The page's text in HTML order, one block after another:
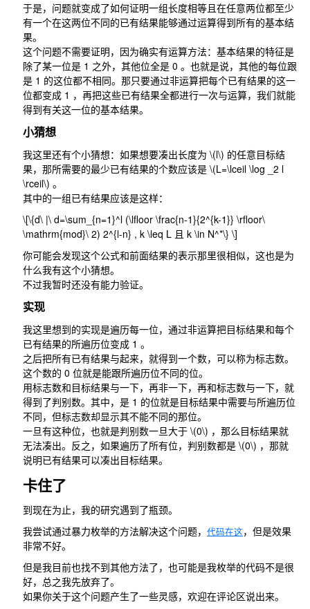
于是，问题就变成了如何证明一组长度相等且在任意两位都至少
有一个在这两位不同的已有结果能够通过运算得到所有的基本结
果。
这个问题不需要证明，因为确实有运算方法：基本结果的特征是
除了某一位是 1 之外，其他位全是 0 。也就是说，其他的每位跟
是 1 的这位都不相同。那只要通过非运算把每个已有结果的这一
位都变成 1 ，再把这些已有结果全都进行一次与运算，我们就能
得到有关这一位的基本结果。
小猜想
我这里还有个小猜想：如果想要凑出长度为 \(l\) 的任意目标结
果，那所需要的最少已有结果的个数应该是 \(L=\lceil \log _2 l
\rceil\) 。
其中的一组已有结果应该是这样：
\[\{d\ |\ d=\sum_{n=1}^l (\lfloor \frac{n-1}{2^{k-1}} \rfloor\
\mathrm{mod}\ 2) 2^{l-n} , k \leq L 且 k \in N^*\} \]
你可能会发现这个公式和前面结果的表示那里很相似，这也是为
什么我有这个小猜想。
不过我暂时还没有能力验证。
实现
我这里想到的实现是遍历每一位，通过非运算把目标结果和每个
已有结果的所遍历位变成 1 。
之后把所有已有结果与起来，就得到一个数，可以称为标志数。
这个数的 0 位就是能跟所遍历位不同的位。
用标志数和目标结果与一下，再非一下，再和标志数与一下，就
得到了判别数。其中，是 1 的位就是目标结果中需要与所遍历位
不同，但标志数却显示其不能不同的那位。
一旦有这种位，也就是判别数一旦大于 \(0\) ，那么目标结果就
无法凑出。反之，如果遍历了所有位，判别数都是 \(0\) ，那就
说明已有结果可以凑出目标结果。
卡住了
到现在为止，我的研究遇到了瓶颈。
我尝试通过暴力枚举的方法解决这个问题， 代码在这，但是效果
非常不好。
但是我目前也找不到其他方法了，也可能是我枚举的代码不是很
好，总之我先放弃了。
如果你关于这个问题产生了一些灵感，欢迎在评论区说出来。